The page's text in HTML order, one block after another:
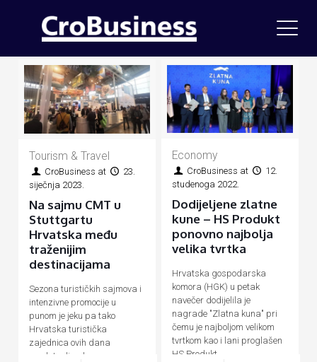
Tourism & Travel
CroBusiness at
23.
siječnja 2023.
Na sajmu CMT u
Stuttgartu
Hrvatska među
traženijim
destinacijama
Sezona turističkih sajmova i
intenzivne promocije u
punom je jeku pa tako
Hrvatska turistička
zajednica ovih dana
predstavlja ukupnu
Economy
CroBusiness at
12.
studenoga 2022.
Dodijeljene zlatne
kune – HS Produkt
ponovno najbolja
velika tvrtka
Hrvatska gospodarska
komora (HGK) u petak
navečer dodijelila je
nagrade "Zlatna kuna" pri
čemu je najboljom velikom
tvrtkom kao i lani proglašen
HS Produkt